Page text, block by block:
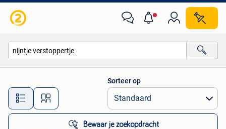
Alle afstanden…
Sorteer op
Bewaar je zoekopdracht